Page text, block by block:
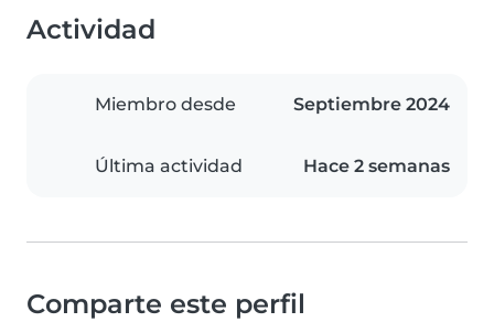
Actividad
Miembro desde Septiembre 2024
Última actividad Hace 2 semanas
Comparte este perfil